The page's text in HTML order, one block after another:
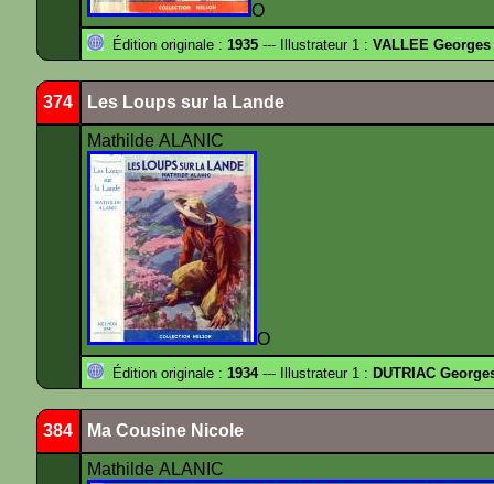
O
Édition originale : 1935 --- Illustrateur 1 : VALLEE Georges
374 Les Loups sur la Lande
Mathilde ALANIC
O
Édition originale : 1934--- Illustrateur 1 : DUTRIAC
384 Ma Cousine Nicole
Mathilde ALANIC